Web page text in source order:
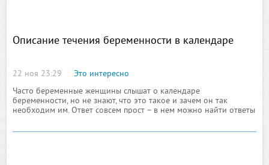
Описание течения беременности в календаре
22 ноя 23:29
Это интересно
Часто беременные женщины слышат о календаре
беременности, но не знают, что это такое и зачем он так
необходим им. Ответ совсем прост – в нем можно найти ответы